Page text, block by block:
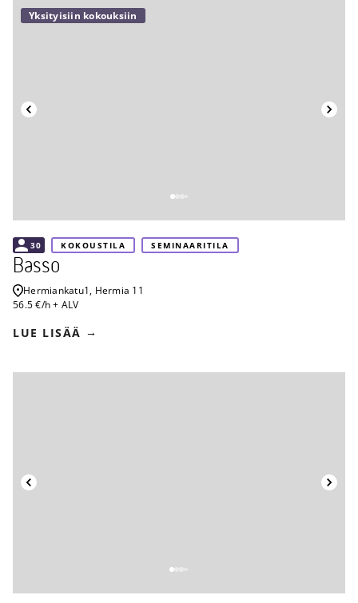
Yksityisiin kokouksiin
30 KOKOUSTILA SEMINAARITILA
Basso
Hermiankatu1, Hermia 11
56.5 €/h + ALV
LUE LISÄÄ